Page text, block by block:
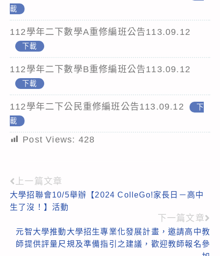
載
112學年二下數學A重修編班公告113.09.12
下載
112學年二下數學B重修編班公告113.09.12
下載
112學年二下公民重修編班公告113.09.12
下
載
Post Views: 428
Read
more
上一篇文章
大學招聯會10/5舉辦【2024 ColleGo!家長日－高中
生了沒！】活動
下一篇文章
元智大學推動大學招生專業化發展計畫，邀請高中教
師提供評量尺規及準備指引之建議，歡迎教師報名參